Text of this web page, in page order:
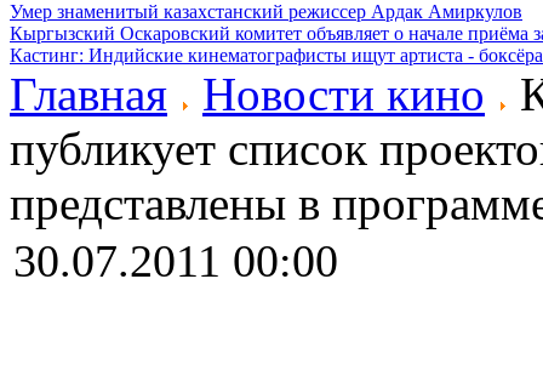
Умер знаменитый казахстанский режиссер Ардак Амиркулов
Кыргызский Оскаровский комитет объявляет о начале приёма
Кастинг: Индийские кинематографисты ищут артиста -
Главная Новости кино
публикует список
представлены в
30.07.2011 00:00